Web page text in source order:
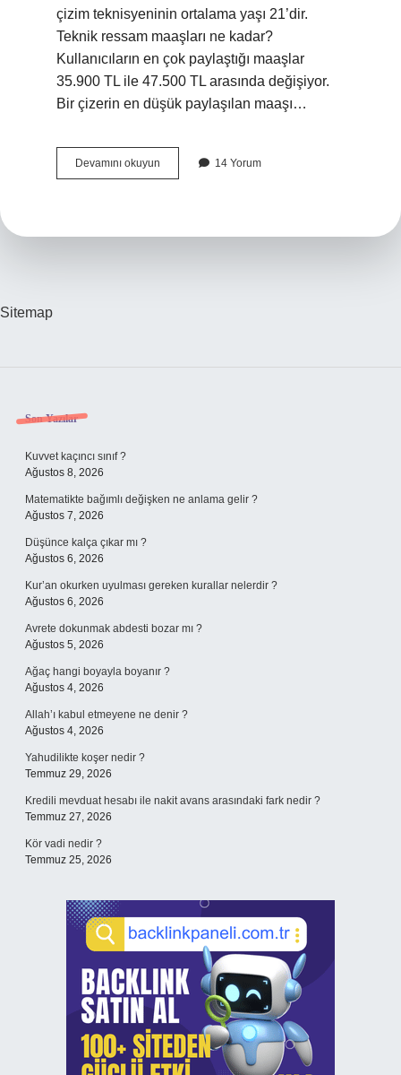
çizim teknisyeninin ortalama yaşı 21’dir.
Teknik ressam maaşları ne kadar?
Kullanıcıların en çok paylaştığı maaşlar
35.900 TL ile 47.500 TL arasında değişiyor.
Bir çizerin en düşük paylaşılan maaşı…
Devamını okuyun Ressamlar
Ne
14 Yorum
Sitemap
Sidebar
Son Yazılar
Kuvvet kaçıncı sınıf ?
Ağustos 8, 2026
Matematikte bağımlı değişken ne anlama gelir ?
Ağustos 7, 2026
Düşünce kalça çıkar mı ?
Ağustos 6, 2026
Kur’an okurken uyulması gereken kurallar nelerdir ?
Ağustos 6, 2026
Avrete dokunmak abdesti bozar mı ?
Ağustos 5, 2026
Ağaç hangi boyayla boyanır ?
Ağustos 4, 2026
Allah’ı kabul etmeyene ne denir ?
Ağustos 4, 2026
Yahudilikte koşer nedir ?
Temmuz 29, 2026
Kredili mevduat hesabı ile nakit avans arasındaki fark nedir ?
Temmuz 27, 2026
Kör vadi nedir ?
Temmuz 25, 2026